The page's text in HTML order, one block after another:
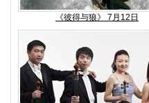
《彼得与狼》 7月12日